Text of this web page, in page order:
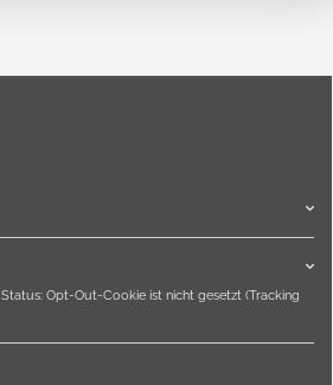
Status: Opt-Out-Cookie ist nicht gesetzt (Tracking